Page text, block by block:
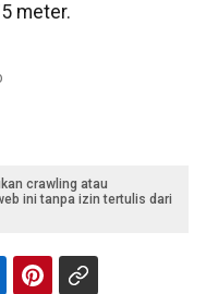
meter.
crawling atau
ini tanpa izin tertulis dari